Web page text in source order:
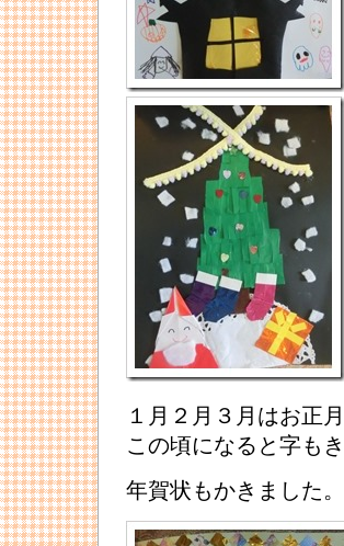
１月２月３月はお正
この頃になると字も
年賀状もかきました。